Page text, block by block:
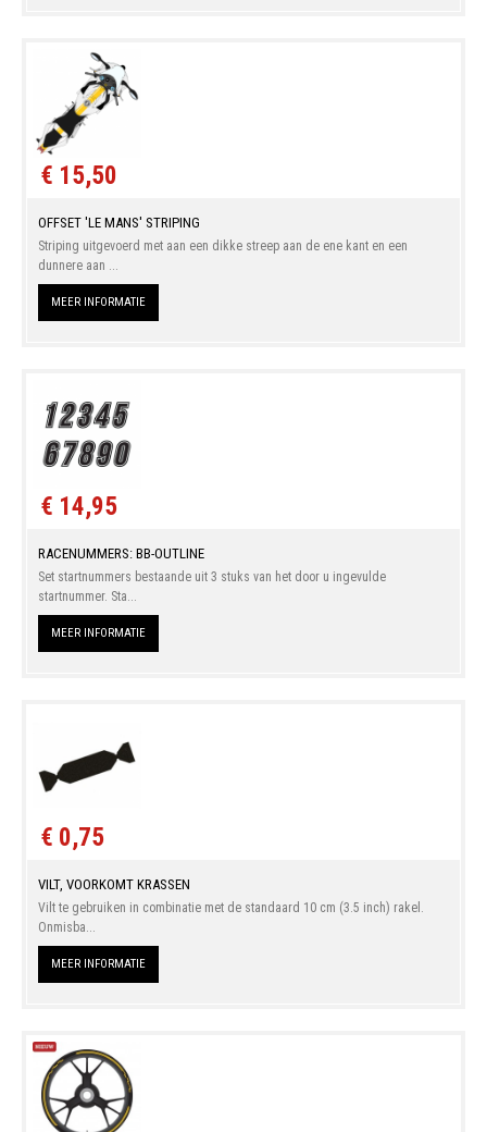
€ 15,50
OFFSET 'LE MANS' STRIPING
Striping uitgevoerd met aan een dikke streep aan de ene kant en een
dunnere aan ...
MEER INFORMATIE
€ 14,95
RACENUMMERS: BB-OUTLINE
Set startnummers bestaande uit 3 stuks van het door u ingevulde
startnummer. Sta...
MEER INFORMATIE
€ 0,75
VILT, VOORKOMT KRASSEN
Vilt te gebruiken in combinatie met de standaard 10 cm (3.5 inch) rakel.
Onmisba...
MEER INFORMATIE